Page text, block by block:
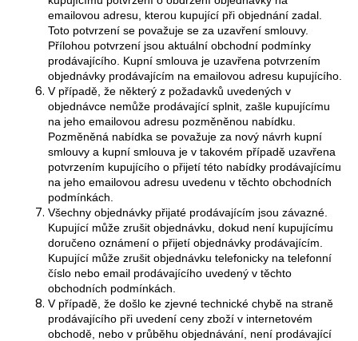
emailovou adresu, kterou kupující při objednání zadal.
Toto potvrzení se považuje se za uzavření smlouvy.
Přílohou potvrzení jsou aktuální obchodní podmínky
prodávajícího. Kupní smlouva je uzavřena potvrzením
objednávky prodávajícím na emailovou adresu kupujícího.
V případě, že některý z požadavků uvedených v
objednávce nemůže prodávající splnit, zašle kupujícímu
na jeho emailovou adresu pozměněnou nabídku.
Pozměněná nabídka se považuje za nový návrh kupní
smlouvy a kupní smlouva je v takovém případě uzavřena
potvrzením kupujícího o přijetí této nabídky prodávajícímu
na jeho emailovou adresu uvedenu v těchto obchodních
podmínkách.
Všechny objednávky přijaté prodávajícím jsou závazné.
Kupující může zrušit objednávku, dokud není kupujícímu
doručeno oznámení o přijetí objednávky prodávajícím.
Kupující může zrušit objednávku telefonicky na telefonní
číslo nebo email prodávajícího uvedený v těchto
obchodních podmínkách.
V případě, že došlo ke zjevné technické chybě na straně
prodávajícího při uvedení ceny zboží v internetovém
obchodě, nebo v průběhu objednávání, není prodávající